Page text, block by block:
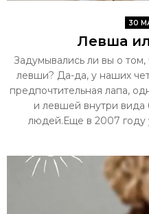
30
Левша
Задумывались ли вы о
левши? Да-да, у наших
предпочтительная лапа,
и левшей внутри
людей.Еще в 2007 году